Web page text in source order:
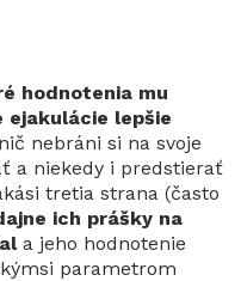
hodnotenia mu
ejakulácie lepšie
nebráni si na svoje
a niekedy i predstierať
tretia strana (často
ich prášky na
a jeho hodnotenie
parametrom